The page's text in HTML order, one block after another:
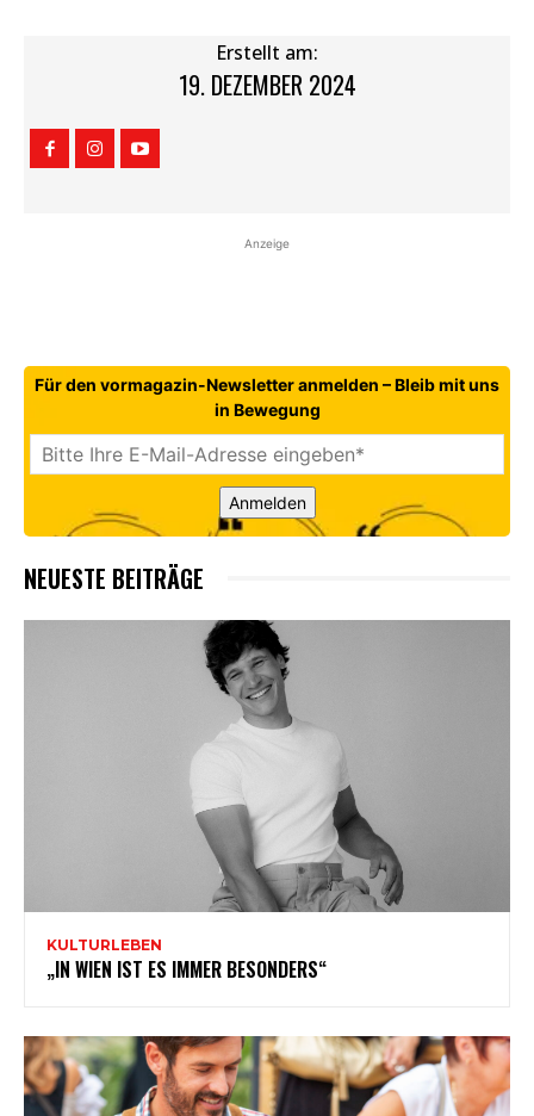
Erstellt am:
19. DEZEMBER 2024
Anzeige
Für den vormagazin-Newsletter anmelden – Bleib mit uns
in Bewegung
Anmelden
NEUESTE BEITRÄGE
KULTURLEBEN
„IN WIEN IST ES IMMER BESONDERS“